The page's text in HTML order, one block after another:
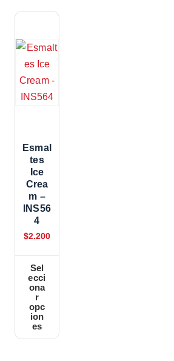
Esmal
Tes
Ice
Crea
M –
INS56
4
$2.200
Sel
ecci
ona
r
opc
ion
es